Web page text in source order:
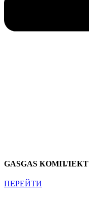
GASGAS КОМПЛЕКТ
ПЕРЕЙТИ